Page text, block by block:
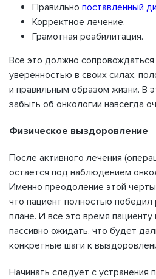
Правильно поставленный
Корректное лечение.
Грамотная реабилитация.
Все это должно
уверенностью в своих силах,
и правильным образом жизни. В
забыть об онкологии навсегда
Физическое выздоровление
После активного лечения
остается под наблюдением
Именно преодоление этой
что пациент полностью
плане. И все это время
пассивно ожидать, что будет
конкретные шаги к
Начинать следует с устранения